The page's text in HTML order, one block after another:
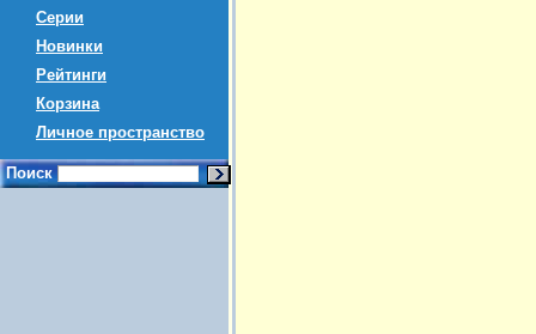
Серии
Новинки
Рейтинги
Корзина
Личное пространство
Поиск